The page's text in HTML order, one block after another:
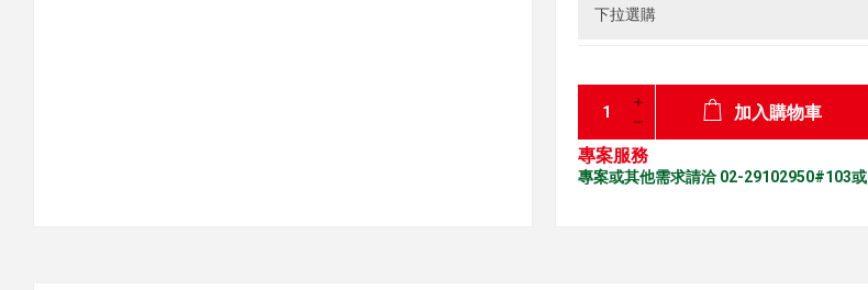
加入購物車
專案服務
專案或其他需求請洽 02-29102950#103或